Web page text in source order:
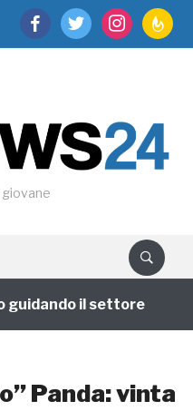
facebooktwitter instagram
giovane
il settore
Panda: vinta